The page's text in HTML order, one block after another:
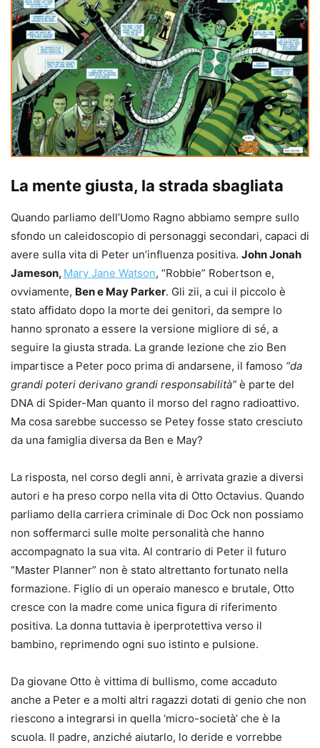
La mente giusta, la strada sbagliata
Quando parliamo dell’Uomo Ragno abbiamo sempre sullo
sfondo un caleidoscopio di personaggi secondari, capaci di
avere sulla vita di Peter un’influenza positiva. John Jonah
Jameson, Mary Jane Watson, “Robbie” Robertson e,
ovviamente, Ben e May Parker. Gli zii, a cui il piccolo è
stato affidato dopo la morte dei genitori, da sempre lo
hanno spronato a essere la versione migliore di sé, a
seguire la giusta strada. La grande lezione che zio Ben
impartisce a Peter poco prima di andarsene, il famoso “da
grandi poteri derivano grandi responsabilità” è parte del
DNA di Spider-Man quanto il morso del ragno radioattivo.
Ma cosa sarebbe successo se Petey fosse stato cresciuto
da una famiglia diversa da Ben e May?
La risposta, nel corso degli anni, è arrivata grazie a diversi
autori e ha preso corpo nella vita di Otto Octavius. Quando
parliamo della carriera criminale di Doc Ock non possiamo
non soffermarci sulle molte personalità che hanno
accompagnato la sua vita. Al contrario di Peter il futuro
“Master Planner” non è stato altrettanto fortunato nella
formazione. Figlio di un operaio manesco e brutale, Otto
cresce con la madre come unica figura di riferimento
positiva. La donna tuttavia è iperprotettiva verso il
bambino, reprimendo ogni suo istinto e pulsione.
Da giovane Otto è vittima di bullismo, come accaduto
anche a Peter e a molti altri ragazzi dotati di genio che non
riescono a integrarsi in quella ‘micro-società’ che è la
scuola. Il padre, anziché aiutarlo, lo deride e vorrebbe